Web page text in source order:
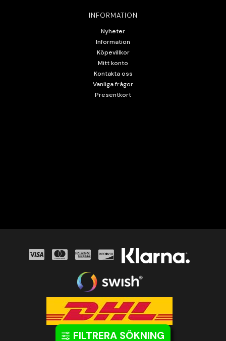
INFORMATION
Nyheter
Information
Köpevillkor
Mitt konto
Kontakta oss
Vanliga frågor
Presentkort
FILTRERA SÖKNING